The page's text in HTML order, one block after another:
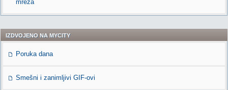
mreža
IZDVOJENO NA MYCITY
Poruka dana
Smešni i zanimljivi GIF-ovi